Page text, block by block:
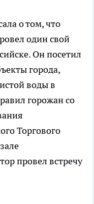
о том, что
один свой
Он посетил
города,
воды в
горожан со
Торгового
провел встречу